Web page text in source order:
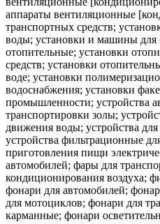
аппараты вентиляционные
транспортных средств;
воды; установки и машины для
отопительные; установки
средств; установки
воде; установки
водоснабжения; установки
промышленности; устройства
транспортировки золы;
движения воды; устройства
устройства фильтрационные
приготовления пищи
автомобилей; фары для
кондиционирования воздуха;
фонари для автомобилей;
для мотоциклов; фонари для
карманные; фонари